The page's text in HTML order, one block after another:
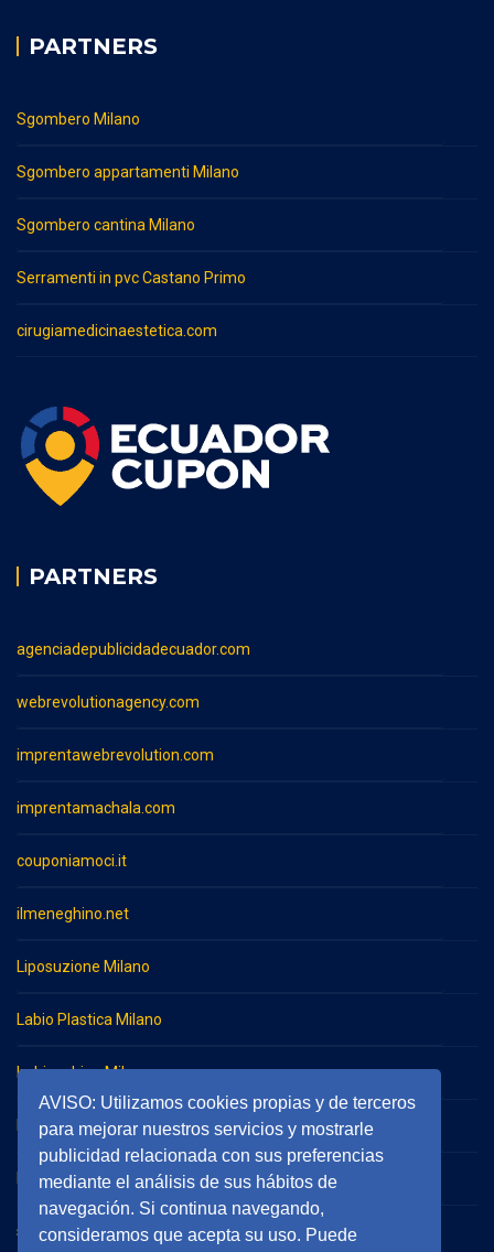
AVISO: Utilizamos cookies propias y de terceros
para mejorar nuestros servicios y mostrarle
publicidad relacionada con sus preferencias
mediante el análisis de sus hábitos de
navegación. Si continua navegando,
consideramos que acepta su uso. Puede
PARTNERS
Sgombero Milano
Sgombero appartamenti Milano
Sgombero cantina Milano
Serramenti in pvc Castano Primo
cirugiamedicinaestetica.com
PARTNERS
agenciadepublicidadecuador.com
webrevolutionagency.com
imprentawebrevolution.com
imprentamachala.com
couponiamoci.it
ilmeneghino.net
Liposuzione Milano
Labio Plastica Milano
Imbianchino Milano
Impresa di pulizie Milano
Impresa di pulizie Monza
serramentieinfissimilano.it